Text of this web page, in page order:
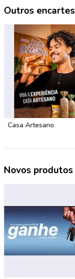
Outros
Casa Artesano
Novos